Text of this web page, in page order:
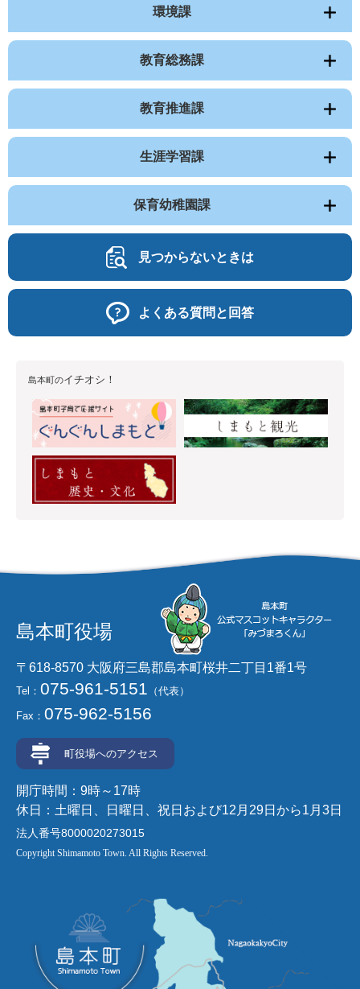
環境課
教育総務課
教育推進課
生涯学習課
保育幼稚園課
見つからないときは
よくある質問と回答
島本町のイチオシ！
島本町役場
〒618-8570 大阪府三島郡島本町桜井二丁目1番1号
Tel： 075-961-5151 （代表）
Fax： 075-962-5156
町役場へのアクセス
開庁時間：9時～17時
休日：土曜日、日曜日、祝日および12月29日から1月3日
法人番号8000020273015
Copyright Shimamoto Town. All Rights Reserved.